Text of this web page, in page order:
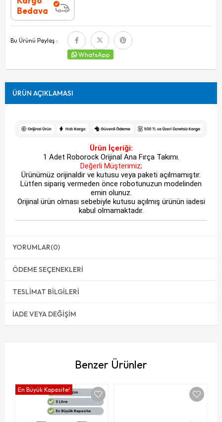
Bedava
Bu Ürünü Paylaş :
WhatsApp
ÜRÜN AÇIKLAMASI
Ürün İçeriği:
1 Adet Roborock Orijinal Ana Fırça Takımı.
Değerli Müşterimiz;
Ürünümüz orijinaldir ve kutusu veya paketi açılmamıştır.
Lütfen sipariş vermeden önce robotunuzun modelinden
emin olunuz.
Orijinal ürün olması sebebiyle kutusu açılmış ürünün iadesi
kabul olmamaktadır.
YORUMLAR(0)
ÖDEME SEÇENEKLERI
TESLIMAT BILGILERI
İADE VEYA DEĞIŞIM
Benzer Ürünler
En Büyük Kapasite!